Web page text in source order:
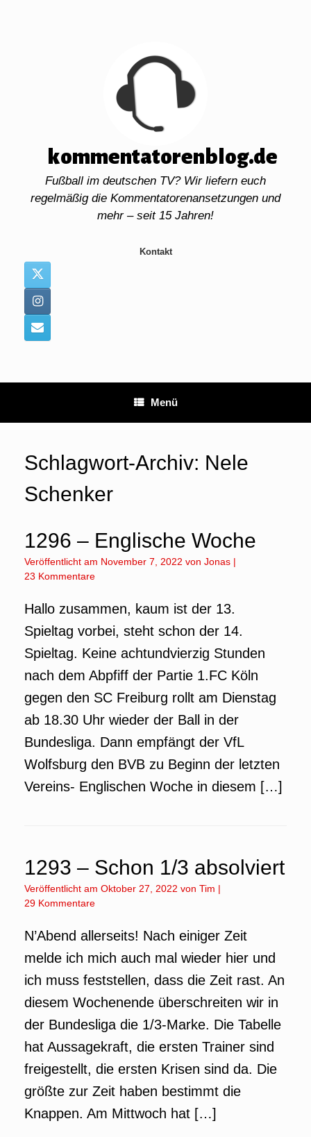
kommentatorenblog.de
Fußball im deutschen TV? Wir liefern euch
regelmäßig die Kommentatorenansetzungen und
mehr – seit 15 Jahren!
Kontakt
Menü
Schlagwort-Archiv: Nele
Schenker
1296 – Englische Woche
Veröffentlicht am November 7, 2022 von Jonas |
23 Kommentare
Hallo zusammen, kaum ist der 13.
Spieltag vorbei, steht schon der 14.
Spieltag. Keine achtundvierzig Stunden
nach dem Abpfiff der Partie 1.FC Köln
gegen den SC Freiburg rollt am Dienstag
ab 18.30 Uhr wieder der Ball in der
Bundesliga. Dann empfängt der VfL
Wolfsburg den BVB zu Beginn der letzten
Vereins- Englischen Woche in diesem […]
1293 – Schon 1/3 absolviert
Veröffentlicht am Oktober 27, 2022 von Tim |
29 Kommentare
N’Abend allerseits! Nach einiger Zeit
melde ich mich auch mal wieder hier und
ich muss feststellen, dass die Zeit rast. An
diesem Wochenende überschreiten wir in
der Bundesliga die 1/3-Marke. Die Tabelle
hat Aussagekraft, die ersten Trainer sind
freigestellt, die ersten Krisen sind da. Die
größte zur Zeit haben bestimmt die
Knappen. Am Mittwoch hat […]